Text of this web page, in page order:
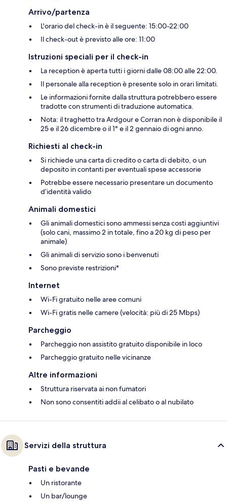
Arrivo/partenza
L'orario del check-in è il seguente: 15:00-22:00
Il check-out è previsto alle ore: 11:00
Istruzioni speciali per il check-in
La reception è aperta tutti i giorni dalle 08:00 alle 22:00.
Il personale alla reception è presente solo in orari limitati.
Le informazioni fornite dalla struttura potrebbero essere
tradotte con strumenti di traduzione automatica.
Nota: il traghetto tra Ardgour e Corran non è disponibile il
25 e il 26 dicembre o il 1° e il 2 gennaio di ogni anno.
Richiesti al check-in
Si richiede una carta di credito o carta di debito, o un
deposito in contanti per eventuali spese accessorie
Potrebbe essere necessario presentare un documento
d’identità valido
Animali domestici
Gli animali domestici sono ammessi senza costi aggiuntivi
(solo cani, massimo 2 in totale, fino a 20 kg di peso per
animale)
Gli animali di servizio sono i benvenuti
Sono previste restrizioni*
Internet
Wi-Fi gratuito nelle aree comuni
Wi-Fi gratis nelle camere (velocità: più di 25 Mbps)
Parcheggio
Parcheggio non assistito gratuito disponibile in loco
Parcheggio gratuito nelle vicinanze
Altre informazioni
Struttura riservata ai non fumatori
Non sono consentiti addii al celibato o al nubilato
Servizi della struttura
Pasti e bevande
Un ristorante
Un bar/lounge